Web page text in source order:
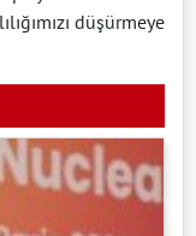
düşürmeye